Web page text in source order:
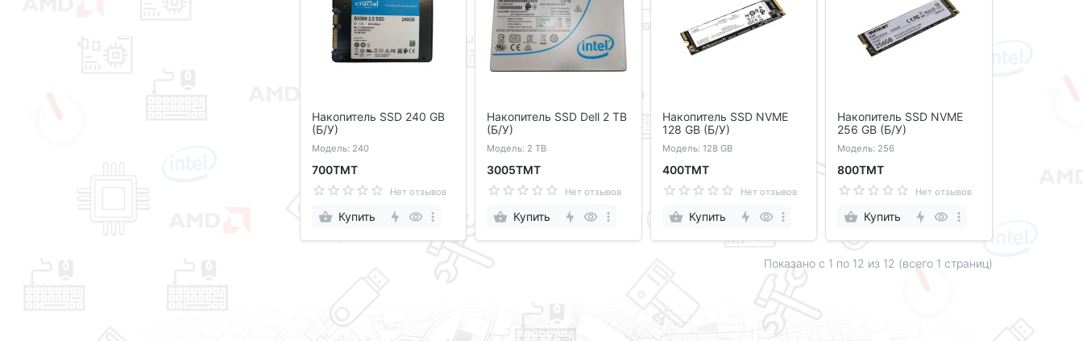
Накопитель SSD 240 GB
(Б/У)
Модель: 240
700ТМТ
Нет отзывов
Купить
Накопитель SSD Dell 2 TB
(Б/У)
Модель: 2 TB
3005ТМТ
Нет отзывов
Купить
Накопитель SSD NVME
128 GB (Б/У)
Модель: 128 GB
400ТМТ
Нет отзывов
Купить
Накопитель SSD NVME
256 GB (Б/У)
Модель: 256
800ТМТ
Нет отзывов
Купить
Показано с 1 по 12 из 12 (всего 1 страниц)